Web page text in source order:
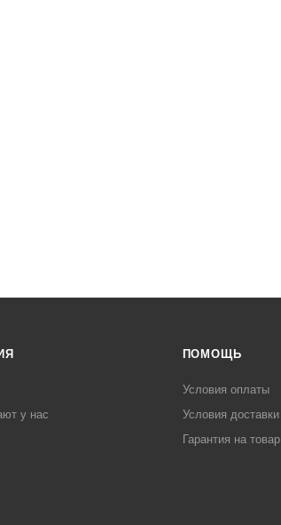
у нас
ПОМОЩЬ
Условия оплаты
Условия доставки
Гарантия на товар